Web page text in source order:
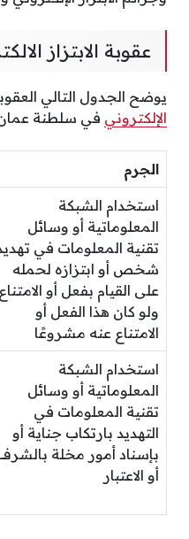
عقوبة الابتزاز
يوضح الجدول التالي
الإلكتروني في سلطنة
الجرم
استخدام الشبكة
المعلوماتية أو وسائل
تقنية المعلومات في
شخص أو ابتزازه لحمله
على القيام بفعل أو الامتناع
ولو كان هذا الفعل أو
الامتناع عنه مشروعًا
استخدام الشبكة
المعلوماتية أو وسائل
تقنية المعلومات في
التهديد بارتكاب جناية أو
بإسناد أمور مخلة
أو الاعتبار